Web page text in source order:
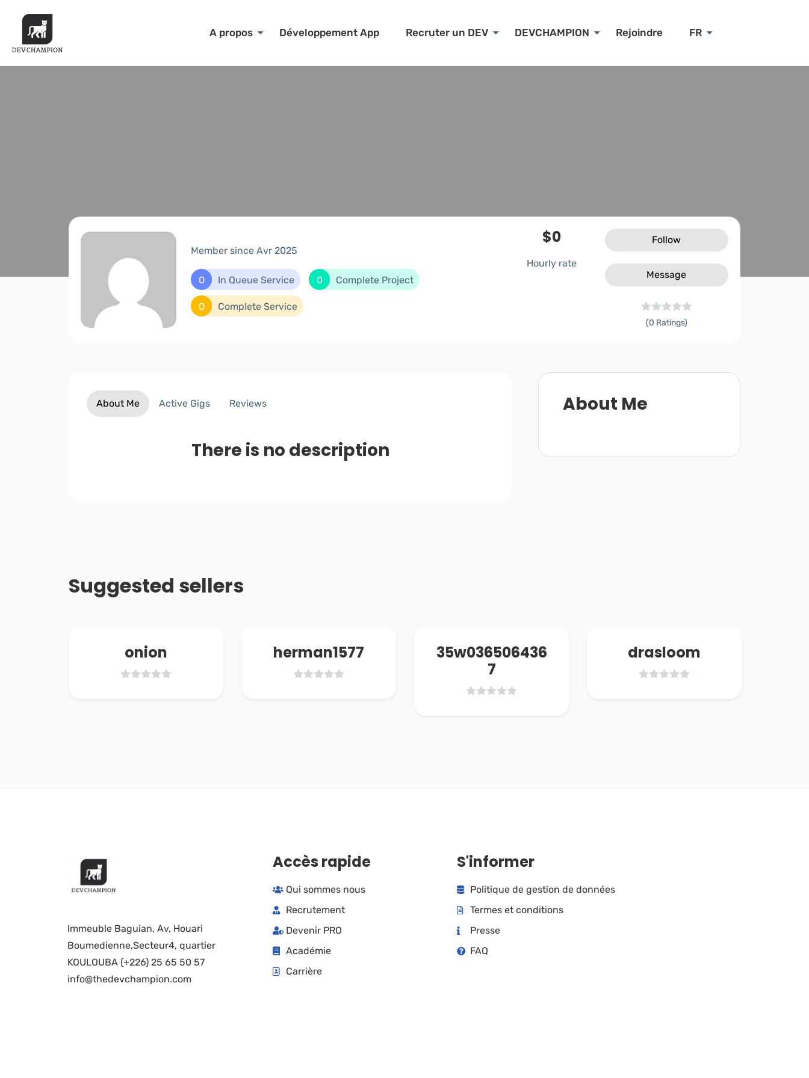
A propos Développement App Recruter un DEV DEVCHAMPION Rejoindre FR
Member since Avr 2025
0 In Queue Service 0 Complete Project
0 Complete Service
$0
Hourly rate
Follow
Message
(0 Ratings)
About Me Active Gigs Reviews
There is no description
About Me
Suggested sellers
onion herman1577
35w036506436
7
drasloom
Immeuble Baguian, Av, Houari
Boumedienne,Secteur4, quartier
KOULOUBA (+226) 25 65 50 57
info@thedevchampion.com
Accès rapide
Qui sommes nous
Recrutement
Devenir PRO
Académie
Carrière
S'informer
Politique de gestion de données
Termes et conditions
Presse
FAQ